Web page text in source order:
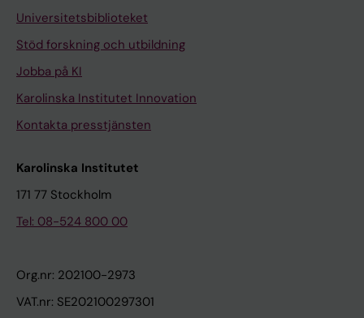
Universitetsbiblioteket
Stöd forskning och utbildning
Jobba på KI
Karolinska Institutet Innovation
Kontakta presstjänsten
Karolinska Institutet
171 77 Stockholm
Tel: 08-524 800 00
Org.nr: 202100-2973
VAT.nr: SE202100297301